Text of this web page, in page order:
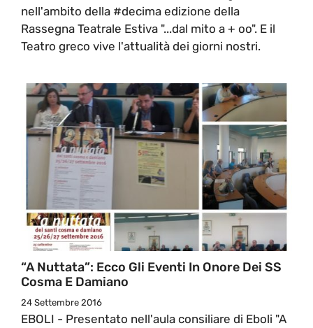
nell'ambito della #decima edizione della
Rassegna Teatrale Estiva "...dal mito a + oo". E il
Teatro greco vive l'attualità dei giorni nostri.
“A Nuttata”: Ecco Gli Eventi In Onore Dei SS
Cosma E Damiano
24 Settembre 2016
EBOLI - Presentato nell'aula consiliare di Eboli "A